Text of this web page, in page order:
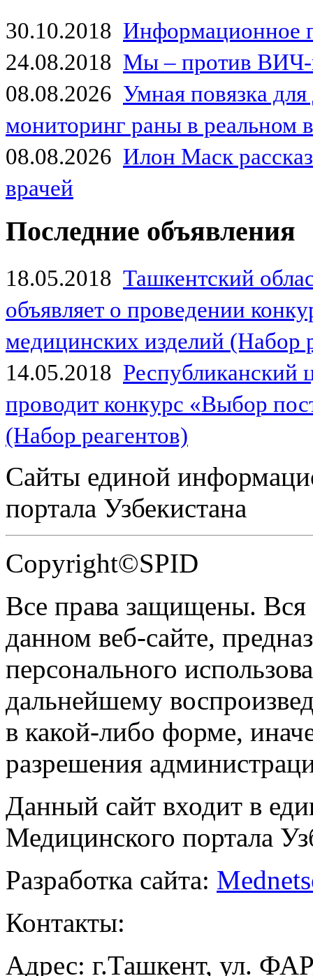
30.10.2018 Информационное
24.08.2018 Мы – против
08.08.2026 Умная повязка
мониторинг раны в реальном
08.08.2026 Илон Маск
врачей
Последние объявления
18.05.2018 Ташкентский
объявляет о проведении
медицинских изделий (Набор
14.05.2018
проводит конкурс «Выбор
(Набор реагентов)
Сайты единой
портала Узбекистана
Copyright©SPID
Все права защищены.
данном веб-сайте,
персонального
дальнейшему
в какой-либо форме,
разрешения
Данный сайт входит в
Медицинского портала
Разработка сайта:
Контакты:
Адрес: г.Ташкент, ул.